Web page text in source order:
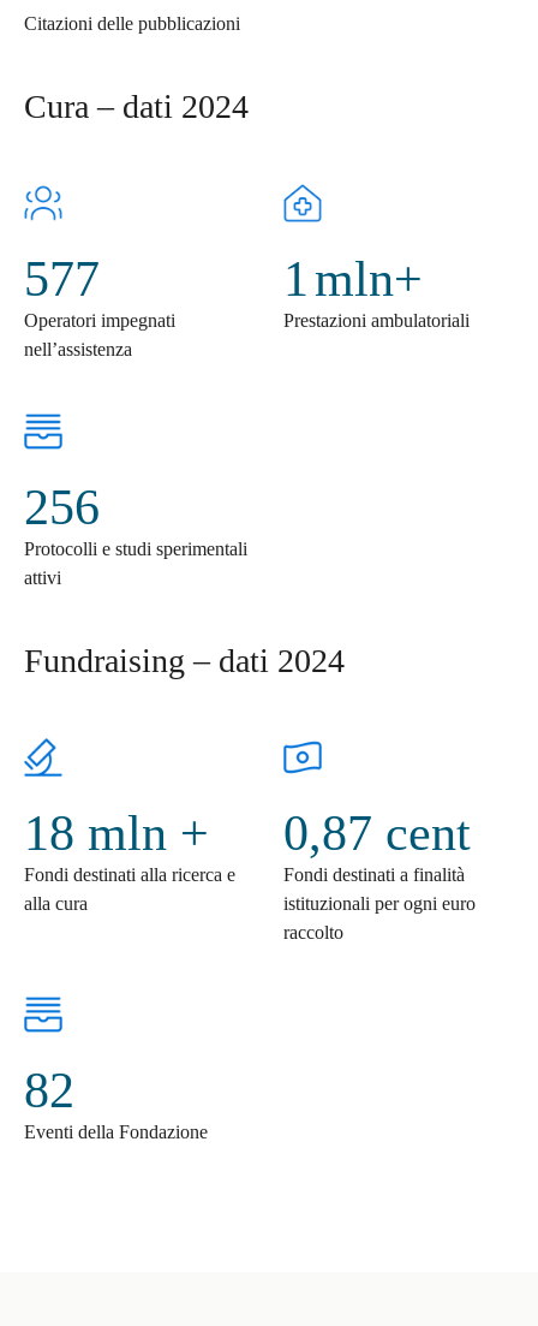
Citazioni delle pubblicazioni
Cura – dati 2024
577
Operatori impegnati
nell’assistenza
1mln+
Prestazioni ambulatoriali
256
Protocolli e studi sperimentali
attivi
Fundraising – dati 2024
18 mln +
Fondi destinati alla ricerca e
alla cura
0,87 cent
Fondi destinati a finalità
istituzionali per ogni euro
raccolto
82
Eventi della Fondazione